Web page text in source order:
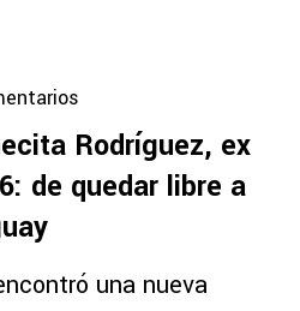
Rodríguez, ex
de quedar libre a
una nueva